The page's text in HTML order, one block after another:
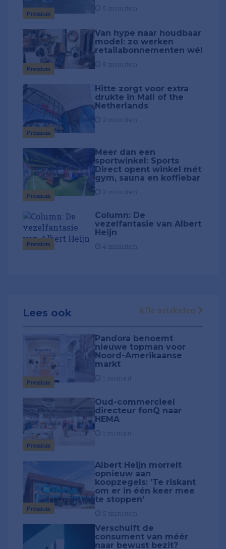
Premium
Premium
Van hype naar houdbaar
model: zo werken
retailabonnementen wél
Premium
Hitte zorgt voor extra
drukte in Mall of the
Netherlands
Premium
Meer dan een
sportwinkel: Sports
Direct opent winkel mét
gym, sauna en koffiebar
Premium
Column: De
vezelfantasie van Albert
Heijn
Lees ook Alle artikelen
Premium
Pandora benoemt
nieuwe topman voor
Noord-Amerikaanse
markt
Premium
Oud-commercieel
directeur fonQ naar
HEMA
Premium
Albert Heijn morrelt
opnieuw aan
koopzegels: 'Te riskant
om er in één keer mee
te stoppen'
Verschuift de
consument van méér
naar bewust bezit?